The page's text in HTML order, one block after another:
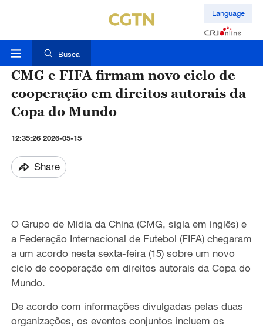
Language
Busca
CMG e FIFA firmam novo ciclo de
cooperação em direitos autorais da
Copa do Mundo
12:35:26 2026-05-15
Share
O Grupo de Mídia da China (CMG, sigla em inglês) e
a Federação Internacional de Futebol (FIFA) chegaram
a um acordo nesta sexta-feira (15) sobre um novo
ciclo de cooperação em direitos autorais da Copa do
Mundo.
De acordo com informações divulgadas pelas duas
organizações, os eventos conjuntos incluem os